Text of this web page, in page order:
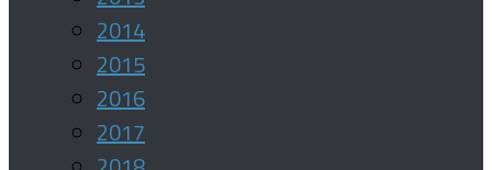
2014
2015
2016
2017